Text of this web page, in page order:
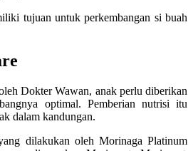
tujuan untuk perkembangan si buah
Dokter Wawan, anak perlu diberikan
optimal. Pemberian nutrisi itu
dalam kandungan.
dilakukan oleh Morinaga Platinum